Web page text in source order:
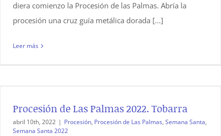
diera comienzo la Procesión de las Palmas. Abría la
procesión una cruz guía metálica dorada [...]
Leer más
Procesión de Las Palmas 2022. Tobarra
abril 10th, 2022 | Procesión, Procesión de Las Palmas, Semana Santa,
Semana Santa 2022